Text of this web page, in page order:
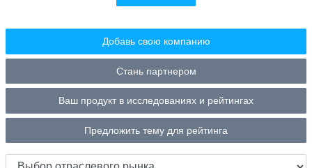
Добавь свою компанию
Стань партнером
Ваш продукт в исследованиях и рейтингах
Предложить тему для рейтинга